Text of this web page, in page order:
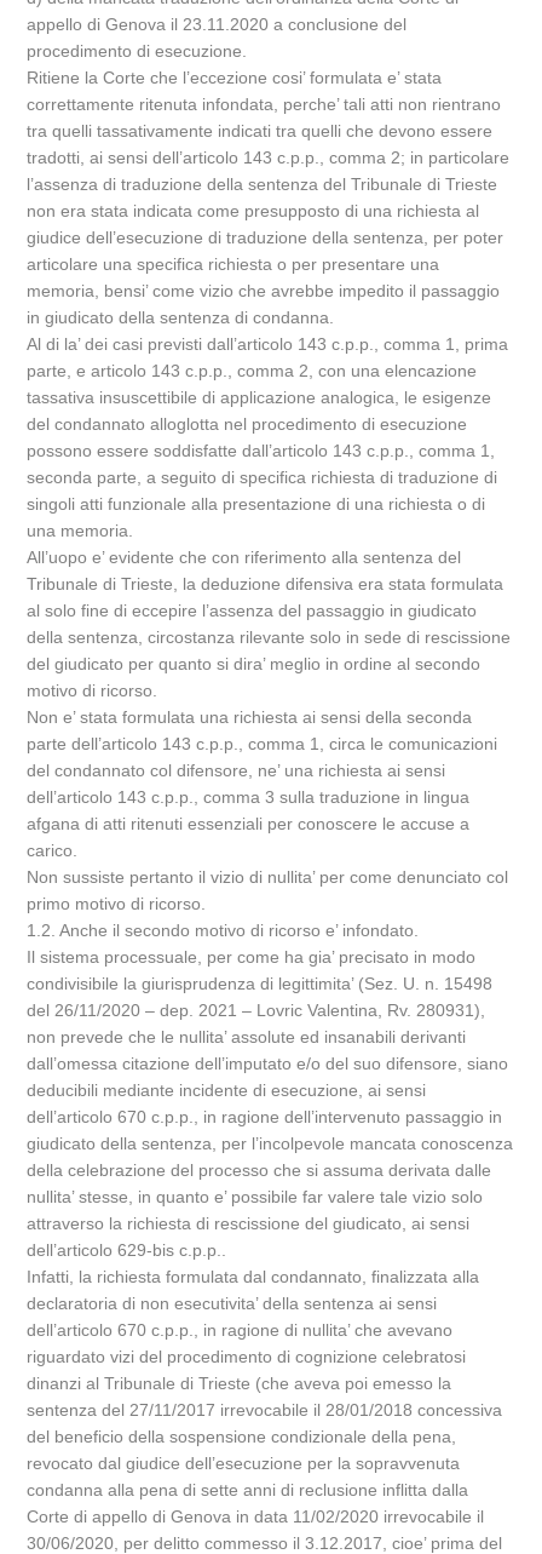
appello di Genova il 23.11.2020 a conclusione del
procedimento di esecuzione.
Ritiene la Corte che l’eccezione cosi’ formulata e’ stata
correttamente ritenuta infondata, perche’ tali atti non rientrano
tra quelli tassativamente indicati tra quelli che devono essere
tradotti, ai sensi dell’articolo 143 c.p.p., comma 2; in particolare
l’assenza di traduzione della sentenza del Tribunale di Trieste
non era stata indicata come presupposto di una richiesta al
giudice dell’esecuzione di traduzione della sentenza, per poter
articolare una specifica richiesta o per presentare una
memoria, bensi’ come vizio che avrebbe impedito il passaggio
in giudicato della sentenza di condanna.
Al di la’ dei casi previsti dall’articolo 143 c.p.p., comma 1, prima
parte, e articolo 143 c.p.p., comma 2, con una elencazione
tassativa insuscettibile di applicazione analogica, le esigenze
del condannato alloglotta nel procedimento di esecuzione
possono essere soddisfatte dall’articolo 143 c.p.p., comma 1,
seconda parte, a seguito di specifica richiesta di traduzione di
singoli atti funzionale alla presentazione di una richiesta o di
una memoria.
All’uopo e’ evidente che con riferimento alla sentenza del
Tribunale di Trieste, la deduzione difensiva era stata formulata
al solo fine di eccepire l’assenza del passaggio in giudicato
della sentenza, circostanza rilevante solo in sede di rescissione
del giudicato per quanto si dira’ meglio in ordine al secondo
motivo di ricorso.
Non e’ stata formulata una richiesta ai sensi della seconda
parte dell’articolo 143 c.p.p., comma 1, circa le comunicazioni
del condannato col difensore, ne’ una richiesta ai sensi
dell’articolo 143 c.p.p., comma 3 sulla traduzione in lingua
afgana di atti ritenuti essenziali per conoscere le accuse a
carico.
Non sussiste pertanto il vizio di nullita’ per come denunciato col
primo motivo di ricorso.
1.2. Anche il secondo motivo di ricorso e’ infondato.
Il sistema processuale, per come ha gia’ precisato in modo
condivisibile la giurisprudenza di legittimita’ (Sez. U. n. 15498
del 26/11/2020 – dep. 2021 – Lovric Valentina, Rv. 280931),
non prevede che le nullita’ assolute ed insanabili derivanti
dall’omessa citazione dell’imputato e/o del suo difensore, siano
deducibili mediante incidente di esecuzione, ai sensi
dell’articolo 670 c.p.p., in ragione dell’intervenuto passaggio in
giudicato della sentenza, per l’incolpevole mancata conoscenza
della celebrazione del processo che si assuma derivata dalle
nullita’ stesse, in quanto e’ possibile far valere tale vizio solo
attraverso la richiesta di rescissione del giudicato, ai sensi
dell’articolo 629-bis c.p.p..
Infatti, la richiesta formulata dal condannato, finalizzata alla
declaratoria di non esecutivita’ della sentenza ai sensi
dell’articolo 670 c.p.p., in ragione di nullita’ che avevano
riguardato vizi del procedimento di cognizione celebratosi
dinanzi al Tribunale di Trieste (che aveva poi emesso la
sentenza del 27/11/2017 irrevocabile il 28/01/2018 concessiva
del beneficio della sospensione condizionale della pena,
revocato dal giudice dell’esecuzione per la sopravvenuta
condanna alla pena di sette anni di reclusione inflitta dalla
Corte di appello di Genova in data 11/02/2020 irrevocabile il
30/06/2020, per delitto commesso il 3.12.2017, cioe’ prima del